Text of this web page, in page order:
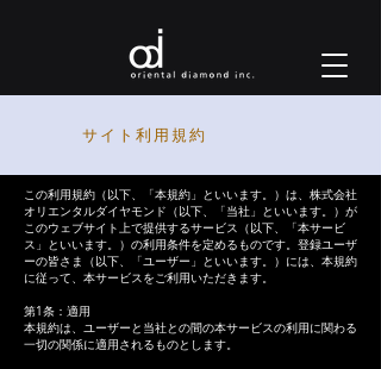
サイト利用規約
この利用規約（以下、「本規約」といいます。）は、株式会社
オリエンタルダイヤモンド（以下、「当社」といいます。）が
このウェブサイト上で提供するサービス（以下、「本サービ
ス」といいます。）の利用条件を定めるものです。登録ユーザ
ーの皆さま（以下、「ユーザー」といいます。）には、本規約
に従って、本サービスをご利用いただきます。
第1条：適用
本規約は、ユーザーと当社との間の本サービスの利用に関わる
一切の関係に適用されるものとします。